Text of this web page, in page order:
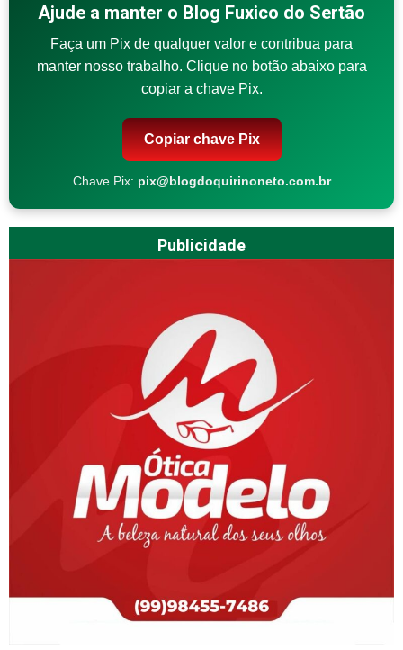
Ajude a manter o Blog Fuxico do Sertão
Faça um Pix de qualquer valor e contribua para
manter nosso trabalho. Clique no botão abaixo para
copiar a chave Pix.
Copiar chave Pix
Chave Pix: pix@blogdoquirinoneto.com.br
Publicidade